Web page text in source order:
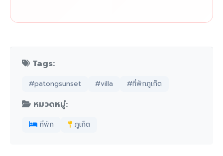
Tags:
#patongsunset #villa #ที่พักภูเก็ต
หมวดหมู่:
ที่พัก ภูเก็ต